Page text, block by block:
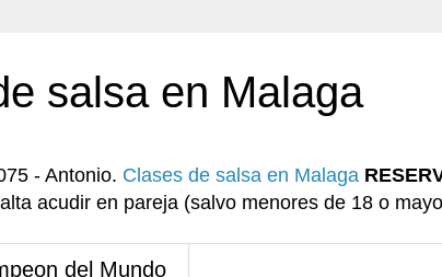
salsa en Malaga
- Antonio. Clases de salsa en Malaga
acudir en pareja (salvo menores de 18 o
del Mundo